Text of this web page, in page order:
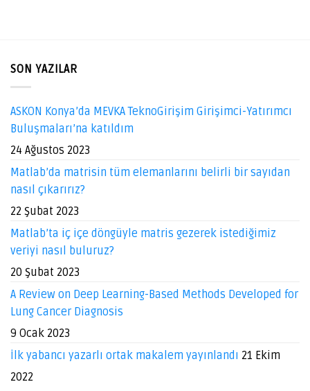
SON YAZILAR
ASKON Konya’da MEVKA TeknoGirişim Girişimci-Yatırımcı
Buluşmaları’na katıldım
24 Ağustos 2023
Matlab’da matrisin tüm elemanlarını belirli bir sayıdan
nasıl çıkarırız?
22 Şubat 2023
Matlab’ta iç içe döngüyle matris gezerek istediğimiz
veriyi nasıl buluruz?
20 Şubat 2023
A Review on Deep Learning-Based Methods Developed for
Lung Cancer Diagnosis
9 Ocak 2023
İlk yabancı yazarlı ortak makalem yayınlandı 21 Ekim
2022